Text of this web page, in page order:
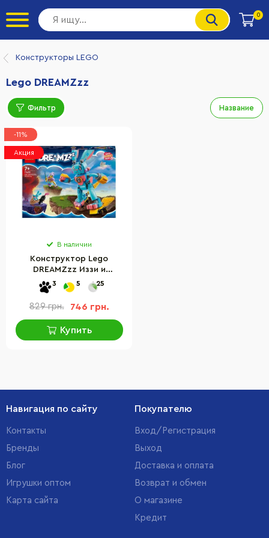
0
Конструкторы LEGO
Lego DREAMZzz
Фильтр Название
-11%
Акция
В наличии
Конструктор Lego
DREAMZzz Иззи и
крольчатка Бунчу 71453,
259 деталей
3 5 25
829 грн. 746 грн.
Купить
Навигация по сайту
Контакты
Бренды
Блог
Игрушки оптом
Карта сайта
Покупателю
Вход/Регистрация
Выход
Доставка и оплата
Возврат и обмен
О магазине
Кредит